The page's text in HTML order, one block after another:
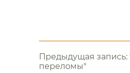
почитать
Предыдущая запись:
переломы"